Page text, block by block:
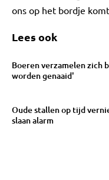
ons op het bordje
Lees ook
Boeren verzamelen zich
worden genaaid'
Oude stallen op tijd
slaan alarm